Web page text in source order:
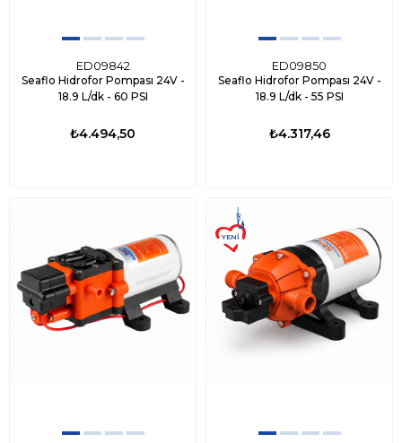
ED09842
Seaflo Hidrofor Pompası 24V -
18.9 L/dk - 60 PSI
₺4.494,50
ED09850
Seaflo Hidrofor Pompası 24V -
18.9 L/dk - 55 PSI
₺4.317,46
YENI
ÜRÜN